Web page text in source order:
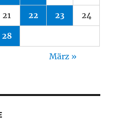
21 22 23 24
28
März »